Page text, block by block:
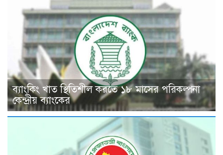
ব্যাংকিং খাত স্থিতিশীল করতে ১৮ মাসের পরিকল্পনা
কেন্দ্রীয় ব্যাংকের